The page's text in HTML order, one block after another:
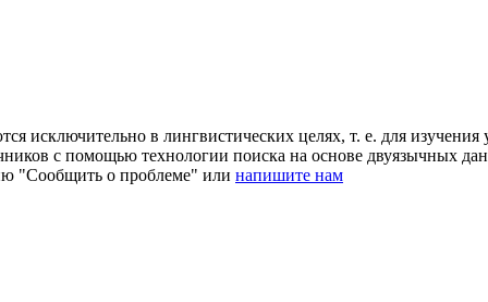
исключительно в лингвистических целях, т. е. для
с помощью технологии поиска на основе двуязычных
"Сообщить о проблеме" или напишите нам